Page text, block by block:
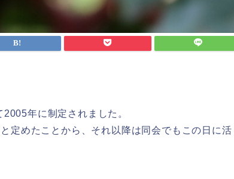
年に制定されました。
定めたことから、それ以降は同会でもこの日に活